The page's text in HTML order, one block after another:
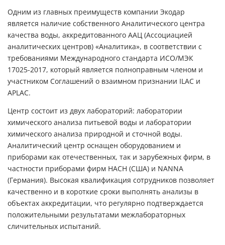
Одним из главных преимуществ компании Экодар
является наличие собственного Аналитического центра
качества воды, аккредитованного ААЦ (Ассоциацией
аналитических центров) «Аналитика», в соответствии с
требованиями Международного стандарта ИСО/МЭК
17025-2017, который является полноправным членом и
участником Соглашений о взаимном признании ILAC и
APLAC.
Центр состоит из двух лабораторий: лаборатории
химического анализа питьевой воды и лаборатории
химического анализа природной и сточной воды.
Аналитический центр оснащен оборудованием и
приборами как отечественных, так и зарубежных фирм, в
частности приборами фирм HACH (США) и NANNA
(Германия). Высокая квалификация сотрудников позволяет
качественно и в короткие сроки выполнять анализы в
объектах аккредитации, что регулярно подтверждается
положительными результатами межлабораторных
сличительных испытаний.